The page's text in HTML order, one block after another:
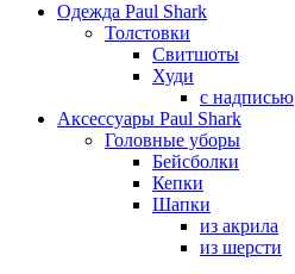
Одежда Paul Shark
Толстовки
Свитшоты
Худи
с надписью
Аксессуары Paul Shark
Головные уборы
Бейсболки
Кепки
Шапки
из акрила
из шерсти